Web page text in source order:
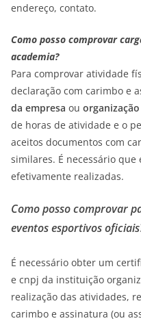
endereço, contato.
Como posso comprovar
academia?
Para comprovar atividade
declaração com carimbo e
da empresa ou
de horas de atividade e o
aceitos documentos com
similares. É necessário que
efetivamente realizadas.
Como posso comprovar
eventos esportivos
É necessário obter um
e cnpj da instituição
realização das atividades,
carimbo e assinatura (ou